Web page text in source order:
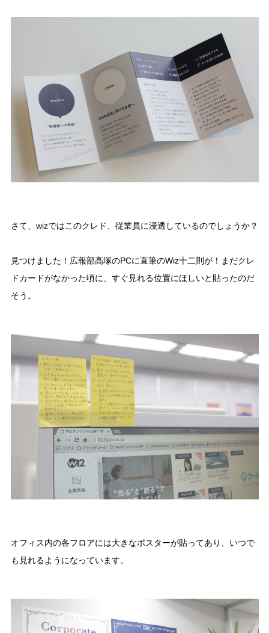
さて、wizではこのクレド、従業員に浸透しているのでしょうか？
見つけました！広報部高塚のPCに直筆のWiz十二則が！まだクレ
ドカードがなかった頃に、すぐ見れる位置にほしいと貼ったのだ
そう。
オフィス内の各フロアには大きなポスターが貼ってあり、いつで
も見れるようになっています。